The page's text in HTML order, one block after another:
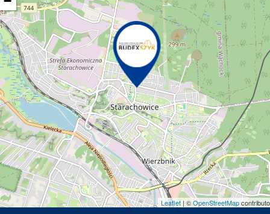
Leaflet | ©OpenStreetMap